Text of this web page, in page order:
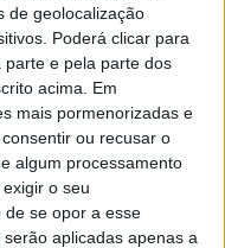
de geolocalização
Poderá clicar para
e pela parte dos
acima. Em
mais pormenorizadas e
ou recusar o
algum processamento
o seu
se opor a esse
aplicadas apenas a
diâmetro máximo do
para 75 mm.
2012, visa
máxima das
e controláveis.
diretor de tecnologia
os tempos por
do circuito, ao